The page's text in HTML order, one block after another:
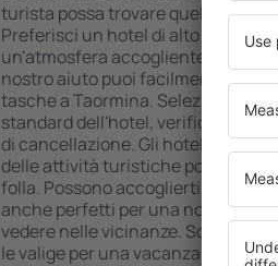
turista possa trovare quello più
Preferisci un hotel di alto livello
un'atmosfera accogliente e una
nostro aiuto puoi facilmente
tasche a Taormina. Seleziona la
standard dell'hotel, verifica le
di cancellazione. Gli hotel a
delle attività turistiche popolari,
folla. Possono accoglierti per una
anche perfetti per una notte di
vedere nelle vicinanze. Scegli un
le valige per una vacanza o un